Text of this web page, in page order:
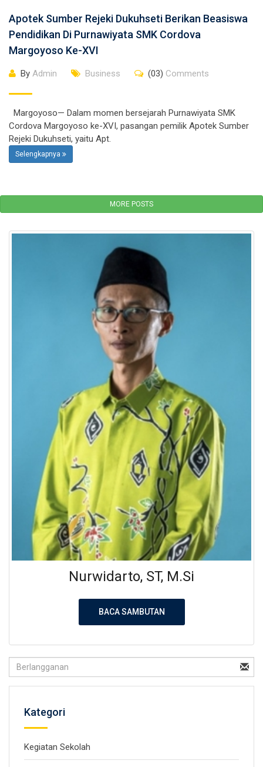
Apotek Sumber Rejeki Dukuhseti Berikan Beasiswa
Pendidikan Di Purnawiyata SMK Cordova
Margoyoso Ke-XVI
By Admin Business (03) Comments
Margoyoso— Dalam momen bersejarah Purnawiyata SMK
Cordova Margoyoso ke-XVI, pasangan pemilik Apotek Sumber
Rejeki Dukuhseti, yaitu Apt.
Selengkapnya
MORE POSTS
Nurwidarto, ST, M.Si
BACA SAMBUTAN
Kategori
Kegiatan Sekolah